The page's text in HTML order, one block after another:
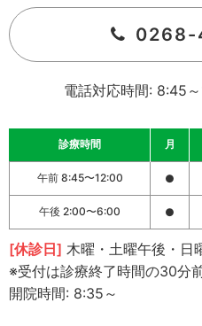
0268-
電話対応時間: 8:45
診療時間 月
午前 8:45〜12:00 ●
午後 2:00〜6:00 ●
[休診日] 木曜・土曜午後・日
※受付は診療終了時間の30分
開院時間: 8:35～